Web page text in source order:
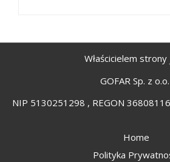
Właścicielem
GOFAR Sp. z o.o.
NIP 5130251298 , REGON
Home
Polityka